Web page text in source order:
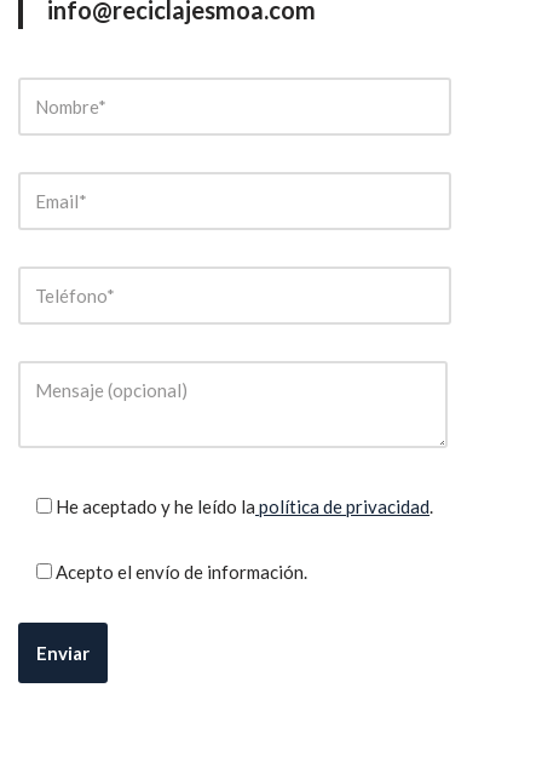
info@reciclajesmoa.com
He aceptado y he leído la política de privacidad.
Acepto el envío de información.